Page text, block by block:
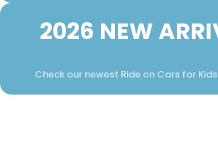
2026 NEW
Check our newest Ride on Cars for